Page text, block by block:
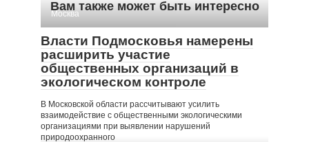
Вам также может быть интересно
Москва
Власти Подмосковья намерены
расширить участие
общественных организаций в
экологическом контроле
В Московской области рассчитывают усилить
взаимодействие с общественными экологическими
организациями при выявлении нарушений
природоохранного